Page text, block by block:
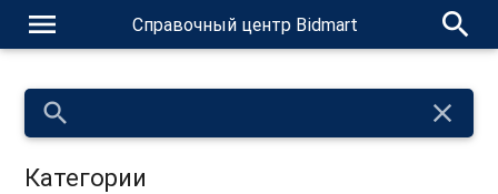
menu Справочный центр Bidmart search
search close
Категории